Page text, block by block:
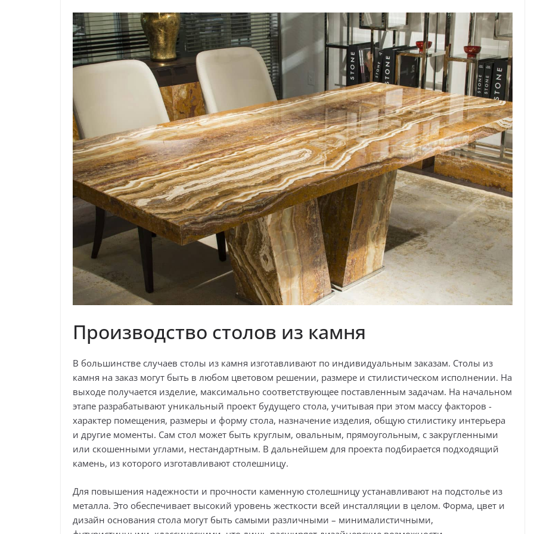
Производство столов из камня
В большинстве случаев столы из камня изготавливают по индивидуальным заказам. Столы из
камня на заказ могут быть в любом цветовом решении, размере и стилистическом исполнении. На
выходе получается изделие, максимально соответствующее поставленным задачам. На начальном
этапе разрабатывают уникальный проект будущего стола, учитывая при этом массу факторов -
характер помещения, размеры и форму стола, назначение изделия, общую стилистику интерьера
и другие моменты. Сам стол может быть круглым, овальным, прямоугольным, с закругленными
или скошенными углами, нестандартным. В дальнейшем для проекта подбирается подходящий
камень, из которого изготавливают столешницу.
Для повышения надежности и прочности каменную столешницу устанавливают на подстолье из
металла. Это обеспечивает высокий уровень жесткости всей инсталляции в целом. Форма, цвет и
дизайн основания стола могут быть самыми различными – минималистичными,